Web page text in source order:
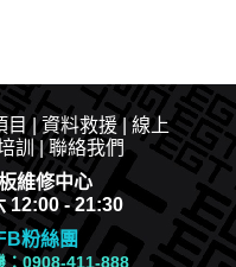
目|資料救援|線上
訓|聯絡我們
維修中心
12:00 - 21:30
FB粉絲團
：0908-411-888